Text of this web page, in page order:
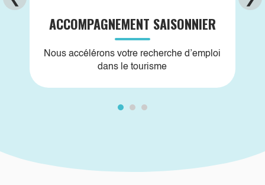
ACCOMPAGNEMENT SAISONNIER
Nous accélérons votre recherche d’emploi
dans le tourisme